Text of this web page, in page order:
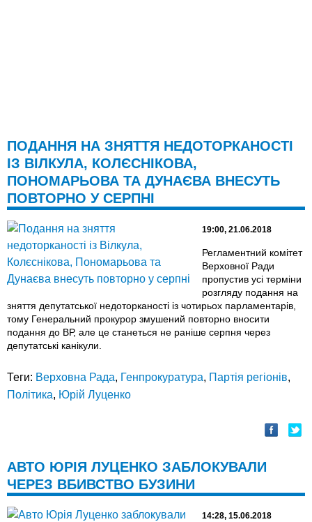
ПОДАННЯ НА ЗНЯТТЯ НЕДОТОРКАНОСТІ
ІЗ ВІЛКУЛА, КОЛЄСНІКОВА,
ПОНОМАРЬОВА ТА ДУНАЄВА ВНЕСУТЬ
ПОВТОРНО У СЕРПНІ
19:00, 21.06.2018
Регламентний комітет
Верховної Ради
пропустив усі терміни
розгляду подання на
зняття депутатської недоторканості із чотирьох парламентарів,
тому Генеральний прокурор змушений повторно вносити
подання до ВР, але це станеться не раніше серпня через
депутатські канікули.
Теги: Верховна Рада, Генпрокуратура, Партія регіонів,
Політика, Юрій Луценко
АВТО ЮРІЯ ЛУЦЕНКО ЗАБЛОКУВАЛИ
ЧЕРЕЗ ВБИВСТВО БУЗИНИ
14:28, 15.06.2018